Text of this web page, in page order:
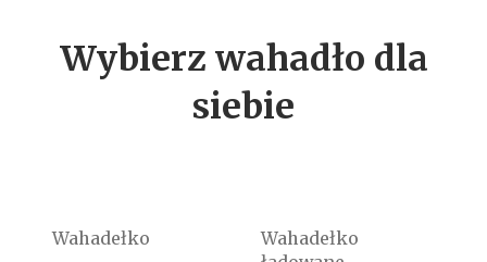
Wybierz wahadło dla
siebie
Wahadełko
Wahadełko